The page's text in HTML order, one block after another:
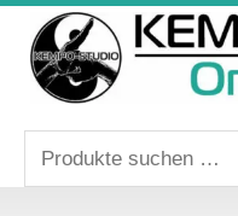
Zum
Inhalt
springen
Suchen
nach: